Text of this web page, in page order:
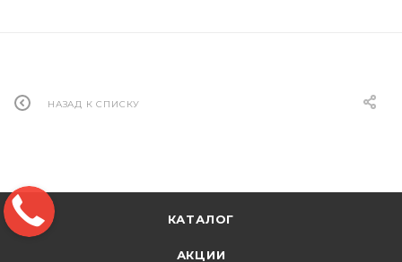
НАЗАД К СПИСКУ
КАТАЛОГ
АКЦИИ